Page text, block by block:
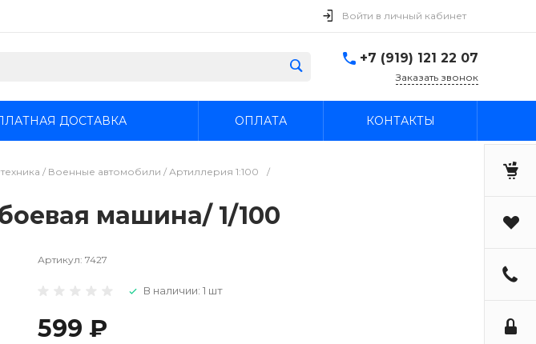
Войти в личный кабинет
+7 (919) 121 22 07
Заказать звонок
ДОСТАВКА ОПЛАТА КОНТАКТЫ
/ Военные автомобили / Артиллерия 1:100
/
машина/ 1/100
Артикул: 7427
В наличии: 1 шт
599 ₽